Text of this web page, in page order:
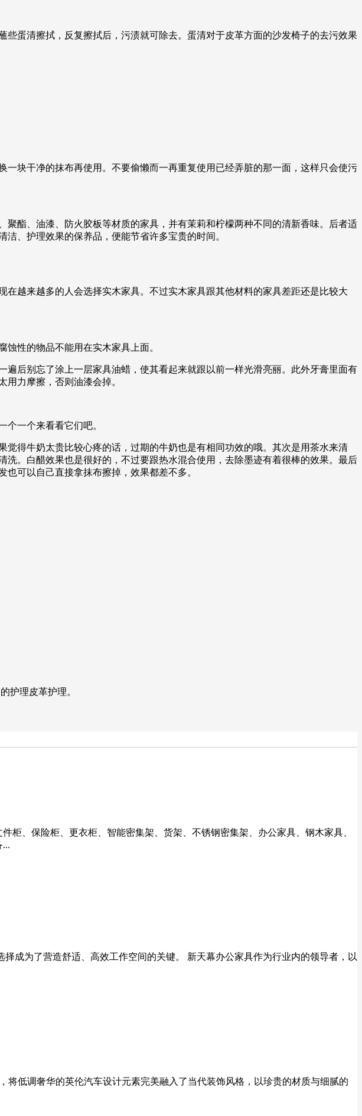
蛋清擦拭，反复擦拭后，污渍就可除去。蛋清对于皮革方面的沙发椅子的去污效果
块干净的抹布再使用。不要偷懒而一再重复使用已经弄脏的那一面，这样只会使污
酯、油漆、防火胶板等材质的家具，并有茉莉和柠檬两种不同的清新香味。后者适
、护理效果的保养品，便能节省许多宝贵的时间。
越来越多的人会选择实木家具。不过实木家具跟其他材料的家具差距还是比较大
性的物品不能用在实木家具上面。
后别忘了涂上一层家具油蜡，使其看起来就跟以前一样光滑亮丽。此外牙膏里面有
力摩擦，否则油漆会掉。
个一个来看看它们吧。
得牛奶太贵比较心疼的话，过期的牛奶也是有相同功效的哦。其次是用茶水来清
。白醋效果也是很好的，不过要跟热水混合使用，去除墨迹有着很棒的效果。最后
可以自己直接拿抹布擦掉，效果都差不多。
护理皮革护理。
柜、保险柜、更衣柜、智能密集架、货架、不锈钢密集架、办公家具、钢木家具、
成为了营造舒适、高效工作空间的关键。 新天幕办公家具作为行业内的领导者，以
将低调奢华的英伦汽车设计元素完美融入了当代装饰风格，以珍贵的材质与细腻的